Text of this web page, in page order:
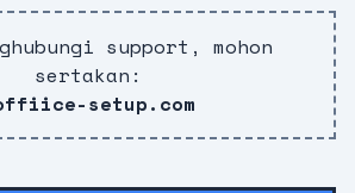
support, mohon
sertakan:
setup.com